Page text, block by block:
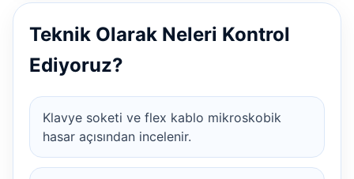
Teknik Olarak Neleri Kontrol
Ediyoruz?
Klavye soketi ve flex kablo mikroskobik
hasar açısından incelenir.